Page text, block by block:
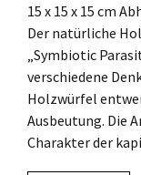
15 x 15 x 15 cm
Der natürliche
„Symbiotic
verschiedene
Holzwürfel
Ausbeutung. Die
Charakter der